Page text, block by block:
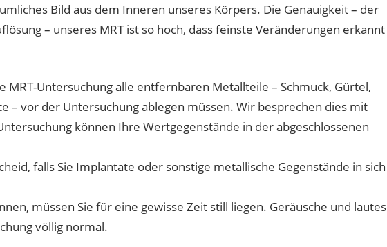
Bild aus dem Inneren unseres Körpers. Die Genauigkeit – der
– unseres MRT ist so hoch, dass feinste Veränderungen erkannt
MRT-Untersuchung alle entfernbaren Metallteile – Schmuck, Gürtel,
– vor der Untersuchung ablegen müssen. Wir besprechen dies mit
können Ihre Wertgegenstände in der abgeschlossenen
falls Sie Implantate oder sonstige metallische Gegenstände in sich
müssen Sie für eine gewisse Zeit still liegen. Geräusche und lautes
völlig normal.